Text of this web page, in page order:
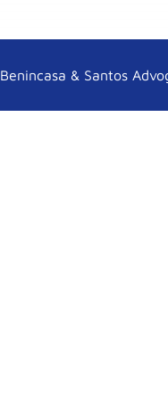
Benincasa & Santos